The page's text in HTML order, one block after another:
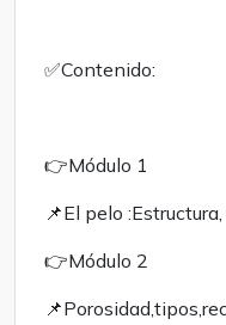
✅️Contenido:
👉Módulo 1
📌El pelo
👉Módulo 2